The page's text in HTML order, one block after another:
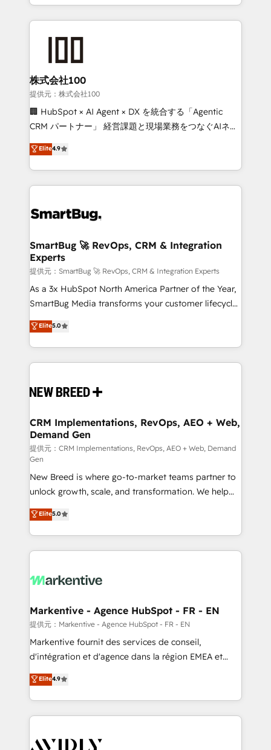
First, RevOps-led, Onboarding obsessed ★
Company of the Year 2024/25 INSIDEA helps
and build AI-powered workflows that drive adoption
from week one, in your time zone. What we do ➤
Onboarding: Live in weeks, with workflows built
around your business, not a template. ➤ Migration:
Move from any legacy CRM. Zero downtime, full data
run your revenue process. Sales, marketing, and
service wired together. ➤ AI and Integrations: Layer
tune-ups, feature rollouts, adoption coaching. Buying
HubSpot, switching to it, or reviving a stale portal?
We are built for the work.
株式会社100
提供元：株式会社100
🏢 HubSpot × AI Agent × DX を統合する「Agentic
CRM パートナー」 経営課題と現場業務をつなぐAIネイ
ティブ・エージェンシーとして、HubSpot Eliteの実装
力で顧客フロント業務を再設計します。 💡 100inc は何
をする会社か？ HubSpotを共通基盤に、AIエージェン
トを組み込んだ顧客フロント業務（マーケティング・営
ィブ・エージェンシーです。事業部・グループ会社・部
を、CRMを軸とした全社共通基盤に再構築します。意
思決定者・PMO・現場担当者に並走します。 1️⃣
HubSpot導入・活用支援 顧客データの一元化から、
GTMの見える化・自動化まで。全Hub統合運用、デー
タ品質設計、グループ横断のCRM統合に対応します。
の一部をAIが自律実行する組織への移行を設計・実装。
Breeze・Claude等をHubSpotと連携させ、役割定義・
革を、構想から実装・定着までPMOとして主導。「設
の統合・浸透・変革管理を実行します。 ▸ CMS戦略設
計・構築：リード獲得・CVR・SEOを前提にした情報設
計・導線設計・テンプレート設計をContent Hubで一体
提供。 ▸ 既存CRM・MAからの移行支援：Salesforce・
Marketo・Pardot等からの移行、カスタム設計、履歴
データ移行と活用設計まで。 ▸ AEO対応：ChatGPT・
ンツとサイト構造を最適化。 🏆 なぜ100incを選ぶの
か？ ✓ HubSpot Eliteパートナー認定 ✓ HubSpotアワ
ード受賞・HUGリーダー ✓ ISO27001:2022 /
HubSpot大百科 出版 CRM・AI活用に関するご相談、現
せください。
Elite4.9
SmartBug 🚀 RevOps, CRM & Integration
Experts
提供元：SmartBug 🚀 RevOps, CRM & Integration Experts
As a 3x HubSpot North America Partner of the Year,
SmartBug Media transforms your customer lifecycle
into a revenue engine. Our unified ecosystem
includes specialized divisions Globalia (AI &
Software) and Point Success Media (Paid Media),
making this the official home for all three brands. 🔄
and system integrations powered by Globalia’s
trainers to drive platform adoption. 📈 Revenue
Generation - Full-funnel marketing and high-
performance advertising via Point Success Media. -
Expert deployment of Breeze AI and custom agents
to automate growth. 🏆 Elite Excellence - 8 platform
accreditations and deep HIPAA-compliance
expertise. - A team of 250+ experts dedicated to
your resilient growth.
Elite5.0
CRM Implementations, RevOps, AEO + Web,
Demand Gen
提供元：CRM Implementations, RevOps, AEO + Web, Demand
Gen
New Breed is where go-to-market teams partner to
unlock growth, scale, and transformation. We help
companies activate HubSpot’s AI-powered
customer platform and operationalize HubSpot’s
Loop Marketing framework through expert-led
services, smart agents, and purpose-built apps,
results, fast. ⚙️CRM & RevOps: Align all Hubs to your
🎯Demand Gen & ABM: Drive pipeline with inbound,
ABM, AEO, SEO, & paid media. 👩‍💻Web Design:
Build high-performing websites with UX, messaging,
& conversion strategy that drive results. 🤖AI
AI, & maximize AEO with tailored AI services. 🧩
Integrations: Extend HubSpot with custom
Elite5.0
Markentive - Agence HubSpot - FR - EN
提供元：Markentive - Agence HubSpot - FR - EN
Markentive fournit des services de conseil,
d'intégration et d'agence dans la région EMEA et
North America. Avec plus de 115 experts en
marketing automation, Growth, Revops, CRM et
webdesign. Markentive is both a consulting firm, a
digital agency and an integrator. With over 115
CRM and webdesign (We focus on EMEA - USA
Elite4.9